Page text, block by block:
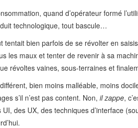
quand d’opérateur formé
technologique, tout bascule…
tentait bien parfois de se révolter en
les maux et tenter de revenir à sa
révoltes vaines, sous-terraines et
bien moins malléable, moins
s’il n’est pas content. Non, il zappe,
des UX, des techniques d’interface